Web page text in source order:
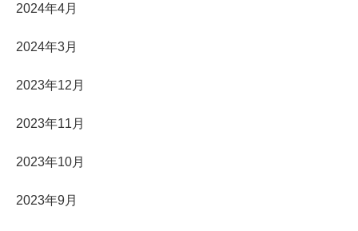
2024年4月
2024年3月
2023年12月
2023年11月
2023年10月
2023年9月